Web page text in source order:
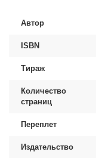
Автор
ISBN
Тираж
Количество
страниц
Переплет
Издательство